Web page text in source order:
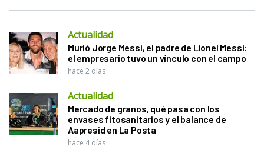
Actualidad
Murió Jorge Messi, el padre de Lionel Messi:
el empresario tuvo un vínculo con el campo
hace 2 días
Actualidad
Mercado de granos, qué pasa con los
envases fitosanitarios y el balance de
Aapresid en La Posta
hace 4 días